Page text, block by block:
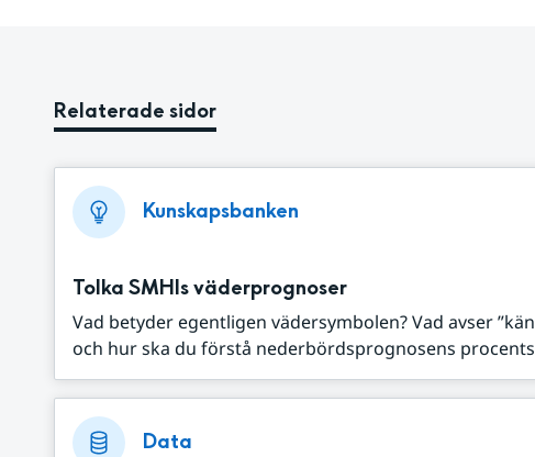
Relaterade sidor
Kunskapsbanken
Tolka SMHIs väderprognoser
Vad betyder egentligen vädersymbolen? Vad avser
och hur ska du förstå nederbördsprognosens
Data